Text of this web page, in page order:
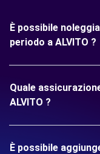
È possibile
periodo a ALVITO ?
Quale
ALVITO ?
È possibile